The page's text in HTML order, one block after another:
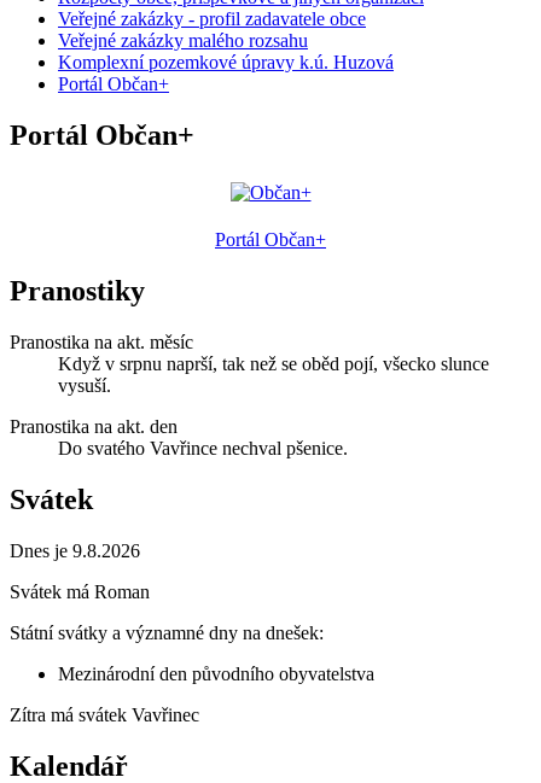
Veřejné zakázky - profil zadavatele obce
Veřejné zakázky malého rozsahu
Komplexní pozemkové úpravy k.ú. Huzová
Portál Občan+
Portál Občan+
Portál Občan+
Pranostiky
Pranostika na akt. měsíc
Když v srpnu naprší, tak než se oběd pojí, všecko slunce
vysuší.
Pranostika na akt. den
Do svatého Vavřince nechval pšenice.
Svátek
Dnes je 9.8.2026
Svátek má Roman
Státní svátky a významné dny na dnešek:
Mezinárodní den původního obyvatelstva
Zítra má svátek Vavřinec
Kalendář